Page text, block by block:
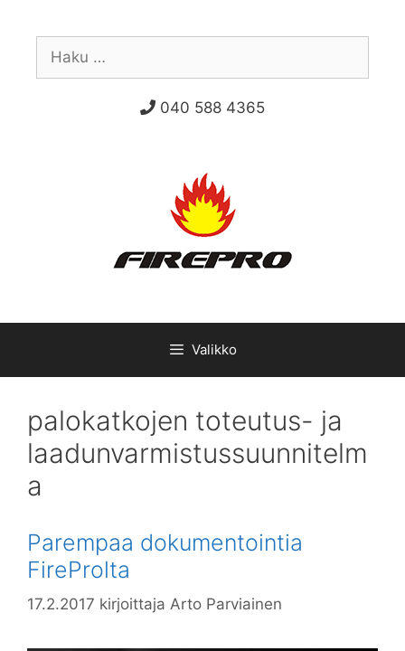
sisältöön
Haku:
040 588 4365
Valikko
palokatkojen toteutus- ja
laadunvarmistussuunnitelm
a
Parempaa dokumentointia
FireProlta
17.2.2017 kirjoittaja Arto Parviainen